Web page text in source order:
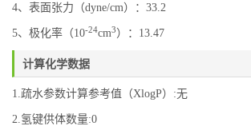
4、表面张力（dyne/cm）：33.2
5、极化率（10-24cm3）：13.47
计算化学数据
1.疏水参数计算参考值（XlogP）:无
2.氢键供体数量:0